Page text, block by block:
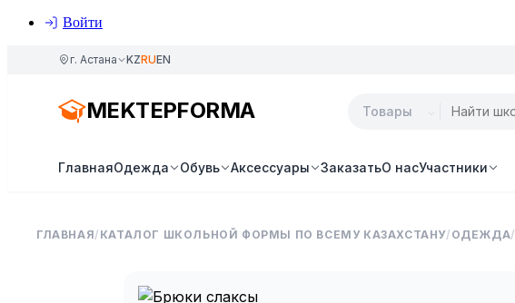
Войти
г. Астана KZRUEN
MEKTEPFORMA
ГлавнаяОдежда Обувь Аксессуары ЗаказатьО насУчастники
ГЛАВНАЯ/ КАТАЛОГ ШКОЛЬНОЙ ФОРМЫ ПО ВСЕМУ КАЗАХСТАНУ/ ОДЕЖДА/